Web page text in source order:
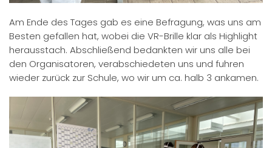
Am Ende des Tages gab es eine Befragung, was uns am
Besten gefallen hat, wobei die VR-Brille klar als Highlight
herausstach. Abschließend bedankten wir uns alle bei
den Organisatoren, verabschiedeten uns und fuhren
wieder zurück zur Schule, wo wir um ca. halb 3 ankamen.